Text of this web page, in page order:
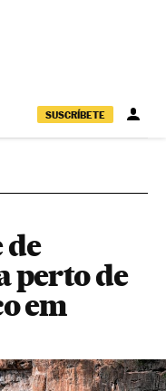
SUSCRÍBETE
de
perto de
em